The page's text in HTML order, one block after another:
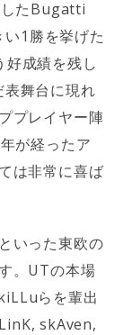
たBugatti
1勝を挙げた
成績を残し
舞台に現れ
プレイヤー陣
が経ったア
は非常に喜ば
いった東欧の
。UTの本場
らを輩出
skAven,